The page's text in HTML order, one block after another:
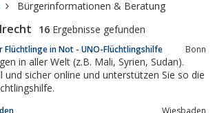
Bürgerinformationen & Beratung
16 Ergebnisse gefunden
Flüchtlinge in Not - UNO-Flüchtlingshilfe Bonn
Welt (z.B. Mali, Syrien, Sudan).
und sicher online und unterstützen Sie so die
Wiesbaden